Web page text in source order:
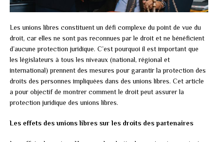
Les unions libres constituent un défi complexe du point de vue du
droit, car elles ne sont pas reconnues par le droit et ne bénéficient
d’aucune protection juridique. C’est pourquoi il est important que
les législateurs à tous les niveaux (national, régional et
international) prennent des mesures pour garantir la protection des
droits des personnes impliquées dans des unions libres. Cet article
a pour objectif de montrer comment le droit peut assurer la
protection juridique des unions libres.
Les effets des unions libres sur les droits des partenaires